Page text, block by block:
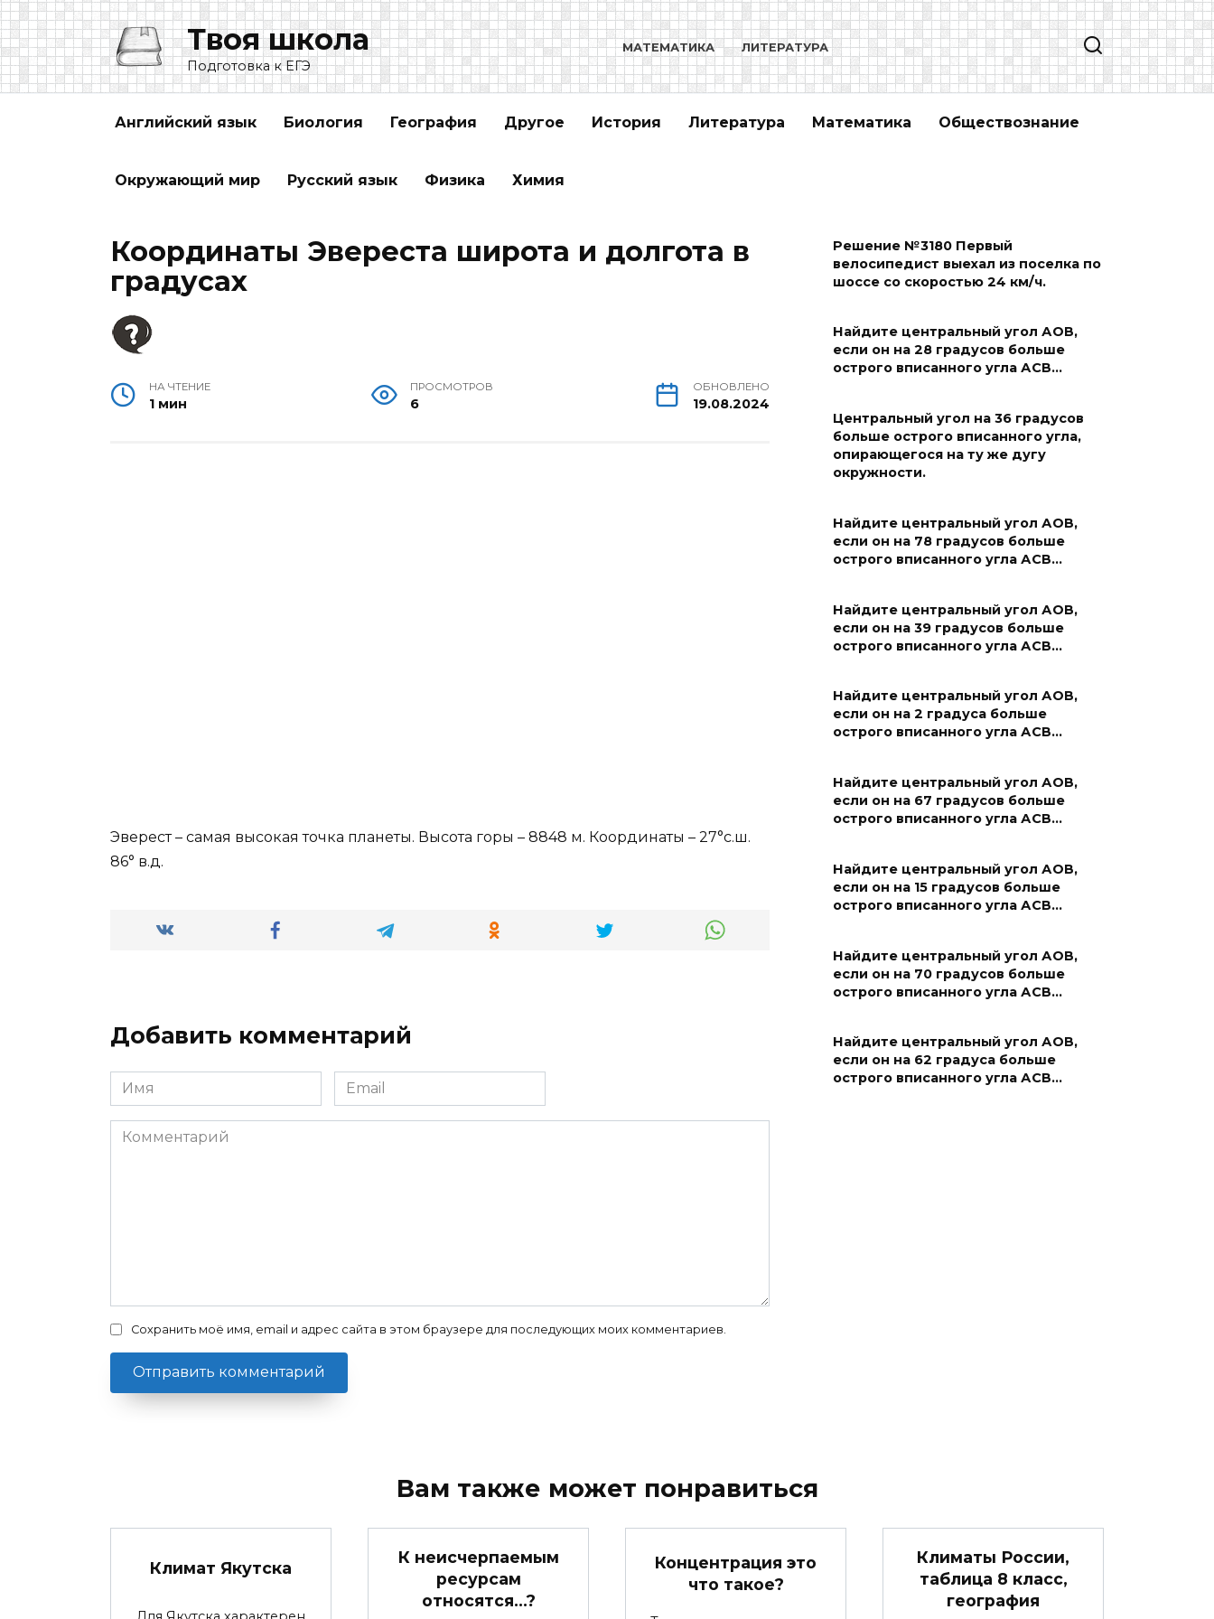
Перейти
к
содержанию
Твоя школа
Подготовка к ЕГЭ
МАТЕМАТИКА ЛИТЕРАТУРА
Английский язык Биология География Другое История Литература Математика Обществознание
Окружающий мир Русский язык Физика Химия
Координаты Эвереста широта и долгота в
градусах
НА ЧТЕНИЕ
1 мин
ПРОСМОТРОВ
6
ОБНОВЛЕНО
19.08.2024
Эверест – самая высокая точка планеты. Высота горы – 8848 м. Координаты – 27°с.ш.
86° в.д.
Добавить комментарий
Имя
*
Email
*
Комментарий
Сохранить моё имя, email и адрес сайта в этом браузере для последующих моих комментариев.
Решение №3180 Первый
велосипедист выехал из поселка по
шоссе со скоростью 24 км/ч.
Найдите центральный угол АОВ,
если он на 28 градусов больше
острого вписанного угла АСВ…
Центральный угол на 36 градусов
больше острого вписанного угла,
опирающегося на ту же дугу
окружности.
Найдите центральный угол АОВ,
если он на 78 градусов больше
острого вписанного угла АСВ…
Найдите центральный угол АОВ,
если он на 39 градусов больше
острого вписанного угла АСВ…
Найдите центральный угол АОВ,
если он на 2 градуса больше
острого вписанного угла АСВ…
Найдите центральный угол АОВ,
если он на 67 градусов больше
острого вписанного угла АСВ…
Найдите центральный угол АОВ,
если он на 15 градусов больше
острого вписанного угла АСВ…
Найдите центральный угол АОВ,
если он на 70 градусов больше
острого вписанного угла АСВ…
Найдите центральный угол АОВ,
если он на 62 градуса больше
острого вписанного угла АСВ…
Вам также может понравиться
Климат Якутска
К неисчерпаемым
ресурсам
относятся…?
Концентрация это
что такое?
Климаты России,
таблица 8 класс,
география